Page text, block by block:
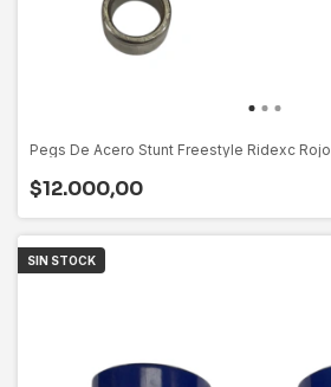
Pegs De Acero Stunt Freestyle Ridexc Rojo
$12.000,00
SIN STOCK